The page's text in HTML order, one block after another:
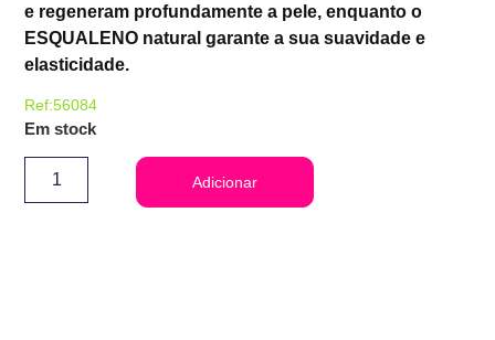
e regeneram profundamente a pele, enquanto o
ESQUALENO natural garante a sua suavidade e
elasticidade.
Ref:56084
Em stock
Adicionar